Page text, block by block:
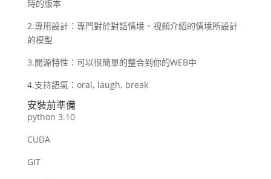
時的版本
2.專用設計：專門對於對話情境、視頻介紹的情境所設計
的模型
3.開源特性：可以很簡單的整合到你的WEB中
4.支持語氣：oral, laugh, break
安裝前準備
python 3.10
CUDA
GIT